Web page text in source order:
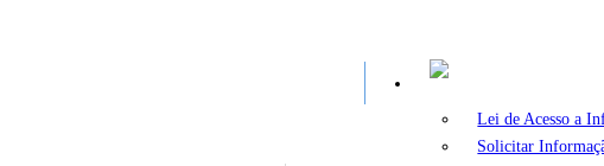
Lei de Acesso a
Solicitar